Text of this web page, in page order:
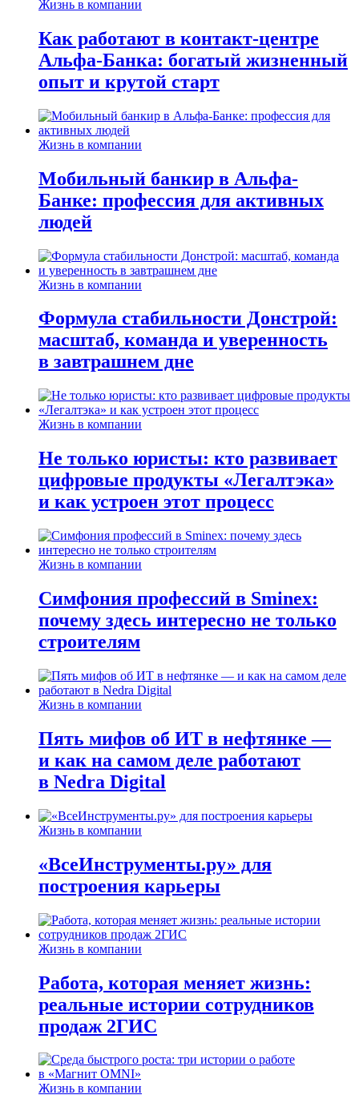
Жизнь в компании
Как работают в контакт-центре
Альфа-Банка: богатый жизненный
опыт и крутой старт
Жизнь в компании
Мобильный банкир в Альфа-
Банке: профессия для активных
людей
Жизнь в компании
Формула стабильности Донстрой:
масштаб, команда и уверенность
в завтрашнем дне
Жизнь в компании
Не только юристы: кто развивает
цифровые продукты «Легалтэка»
и как устроен этот процесс
Жизнь в компании
Симфония профессий в Sminex:
почему здесь интересно не только
строителям
Жизнь в компании
Пять мифов об ИТ в нефтянке —
и как на самом деле работают
в Nedra Digital
Жизнь в компании
«ВсеИнструменты.ру» для
построения карьеры
Жизнь в компании
Работа, которая меняет жизнь:
реальные истории сотрудников
продаж 2ГИС
Жизнь в компании